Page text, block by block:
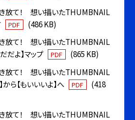
き放て！ 想い描いたTHUMBNAIL
PDF
(486 KB)
き放て！ 想い描いたTHUMBNAIL
だよ】マップ
PDF
(865 KB)
き放て！ 想い描いたTHUMBNAIL
から【もいいいよ】へ
PDF
(418
き放て！ 想い描いたTHUMBNAIL